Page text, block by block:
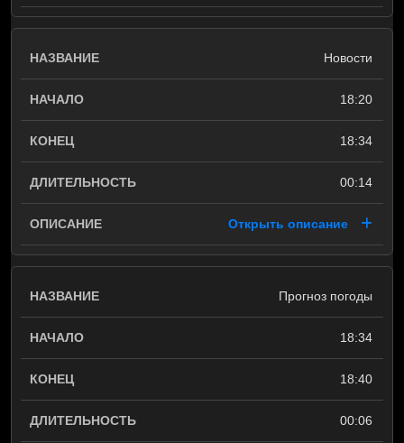
Новости
18:20
18:34
00:14
Открыть описание
Прогноз погоды
18:34
18:40
00:06